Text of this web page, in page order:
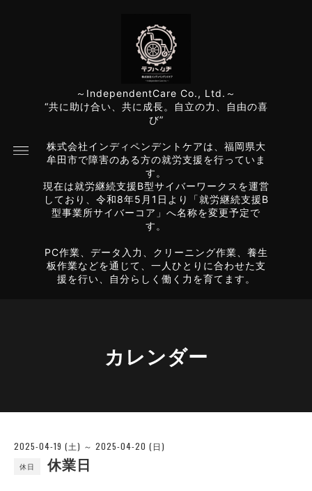
～IndependentCare Co., Ltd.～
“共に助け合い、共に成長。自立の力、自由の喜
び”
株式会社インディペンデントケアは、福岡県大
牟田市で障害のある方の就労支援を行っていま
す。
現在は就労継続支援B型サイバーワークスを運営
しており、令和8年5月1日より「就労継続支援B
型事業所サイバーコア」へ名称を変更予定で
す。
PC作業、データ入力、クリーニング作業、養生
板作業などを通じて、一人ひとりに合わせた支
援を行い、自分らしく働く力を育てます。
カレンダー
2025-04-19 (土) ～ 2025-04-20 (日)
休日 休業日